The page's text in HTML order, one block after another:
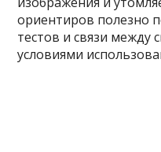
ориентиров полезно
тестов и связи между
условиями